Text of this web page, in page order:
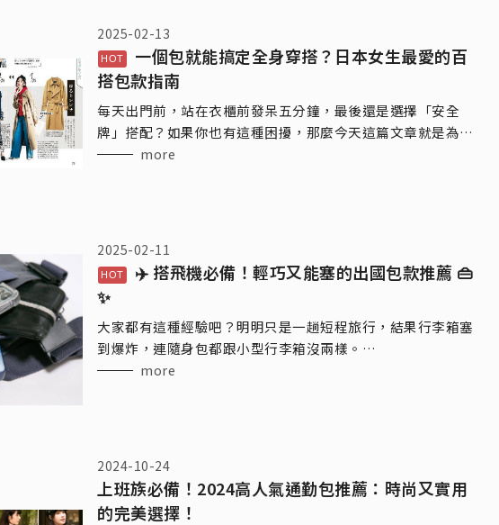
2025-02-13
一個包就能搞定全身穿搭？日本女生最愛的百
搭包款指南
每天出門前，站在衣櫃前發呆五分鐘，最後還是選擇「安全
牌」搭配？如果你也有這種困擾，那麼今天這篇文章就是為你
量身打造！
more
2025-02-11
✈️ 搭飛機必備！輕巧又能塞的出國包款推薦 👜
✨
大家都有這種經驗吧？明明只是一趟短程旅行，結果行李箱塞
到爆炸，連隨身包都跟小型行李箱沒兩樣。
別擔心，今天就來介紹幾款「輕巧又能塞」的出國神級包款，
more
2024-10-24
上班族必備！2024高人氣通勤包推薦：時尚又實用
的完美選擇！